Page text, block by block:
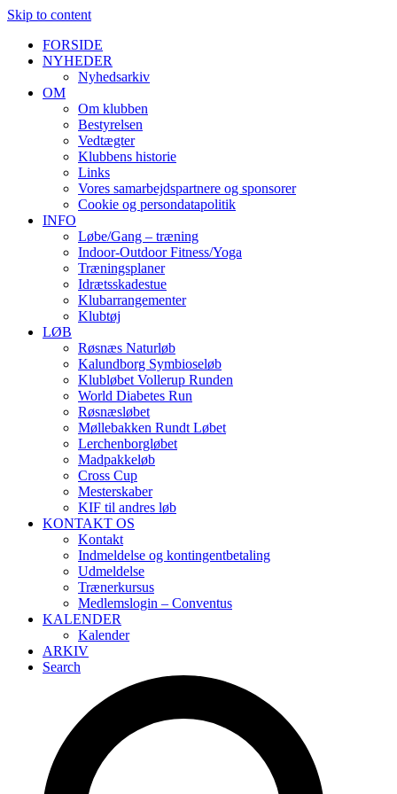
Skip to content
FORSIDE
NYHEDER
Nyhedsarkiv
OM
Om klubben
Bestyrelsen
Vedtægter
Klubbens historie
Links
Vores samarbejdspartnere og sponsorer
Cookie og persondatapolitik
INFO
Løbe/Gang – træning
Indoor-Outdoor Fitness/Yoga
Træningsplaner
Idrætsskadestue
Klubarrangementer
Klubtøj
LØB
Røsnæs Naturløb
Kalundborg Symbioseløb
Klubløbet Vollerup Runden
World Diabetes Run
Røsnæsløbet
Møllebakken Rundt Løbet
Lerchenborgløbet
Madpakkeløb
Cross Cup
Mesterskaber
KIF til andres løb
KONTAKT OS
Kontakt
Indmeldelse og kontingentbetaling
Udmeldelse
Trænerkursus
Medlemslogin – Conventus
KALENDER
Kalender
ARKIV
Search